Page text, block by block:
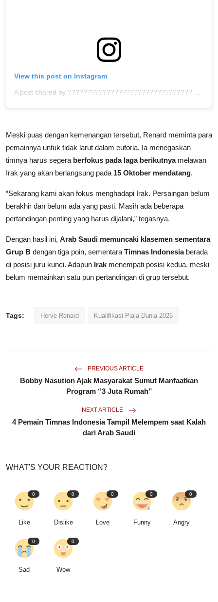
View this post on Instagram
Meski puas dengan kemenangan tersebut, Renard meminta para
pemainnya untuk tidak larut dalam euforia. Ia menegaskan
timnya harus segera berfokus pada laga berikutnyamelawan
Irak yang akan berlangsung pada 15 Oktober mendatang.
“Sekarang kami akan fokus menghadapi Irak. Persaingan belum
berakhir dan belum ada yang pasti. Masih ada beberapa
pertandingan penting yang harus dijalani,” tegasnya.
Dengan hasil ini, Arab Saudi memuncaki klasemen sementara
Grup B dengan tiga poin, sementara Timnas Indonesiaberada
di posisi juru kunci. Adapun Irak menempati posisi kedua, meski
belum memainkan satu pun pertandingan di grup tersebut.
Tags: Herve Renard Kualifikasi Piala Dunia 2026
PREVIOUS ARTICLE
Bobby Nasution Ajak Masyarakat Sumut Manfaatkan
Program “3 Juta Rumah”
NEXT ARTICLE
4 Pemain Timnas Indonesia Tampil Melempem saat Kalah
dari Arab Saudi
WHAT'S YOUR REACTION?
0
Like
0
Dislike
0
Love
0
Funny
0
Angry
0
Sad
0
Wow